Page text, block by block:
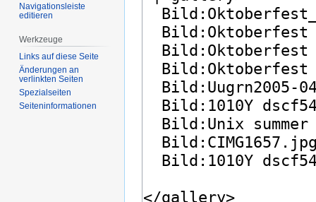
Navigationsleiste
editieren
Werkzeuge
Links auf diese Seite
Änderungen an
verlinkten Seiten
Spezialseiten
Seiten­­informationen